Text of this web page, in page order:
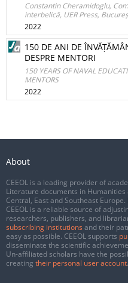
Constantin Cheramidoglu,
interbelică, UER Press,
2022
150 DE ANI DE
DESPRE MENTORI
150 YEARS OF NAVAL
MENTORS
2022
About
CEEOL is a leading provider of
Literature documents in
Central, East and Southeast
CEEOL is a reliable source of
researchers, publishers, and
subscribing institutions and their
easy as possible. CEEOL supports
disseminate the scientific
Un-affiliated scholars have the
creating their personal user account.